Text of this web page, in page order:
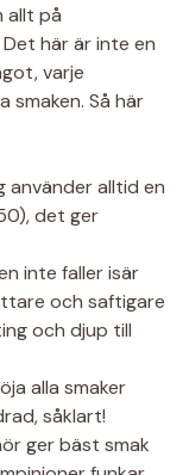
allt på
här är inte en
varje
smaken. Så här
använder alltid en
det ger
inte faller isär
och saftigare
och djup till
alla smaker
såklart!
ger bäst smak